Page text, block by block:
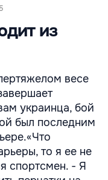
из
весе
украинца, бой
был последним
то я ее не
спортсмен. - Я